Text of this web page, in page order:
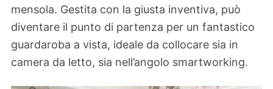
mensola. Gestita con la giusta inventiva, può
diventare il punto di partenza per un fantastico
guardaroba a vista, ideale da collocare sia in
camera da letto, sia nell’angolo smartworking.